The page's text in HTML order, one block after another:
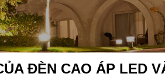
ĐÈN CAO ÁP LED